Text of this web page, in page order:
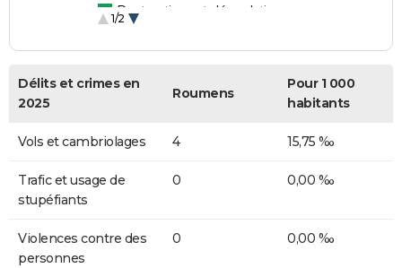
Destructions et dégradations
1/2
Délits et crimes en
2025
Roumens
Pour 1 000
habitants
Vols et cambriolages 4 15,75 ‰
Trafic et usage de
stupéfiants
0 0,00 ‰
Violences contre des
personnes
0 0,00 ‰